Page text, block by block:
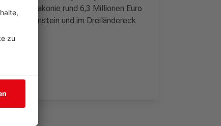
laut Diakonie rund 6,3 Millionen Euro
Wittgenstein und im Dreiländereck